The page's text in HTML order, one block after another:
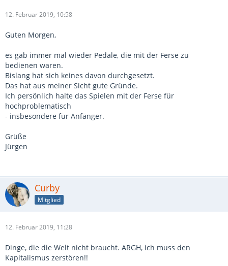
12. Februar 2019, 10:58
Guten Morgen,
es gab immer mal wieder Pedale, die mit der Ferse zu
bedienen waren.
Bislang hat sich keines davon durchgesetzt.
Das hat aus meiner Sicht gute Gründe.
Ich persönlich halte das Spielen mit der Ferse für
hochproblematisch
- insbesondere für Anfänger.
Grüße
Jürgen
Curby
Mitglied
12. Februar 2019, 11:28
Dinge, die die Welt nicht braucht. ARGH, ich muss den
Kapitalismus zerstören!!